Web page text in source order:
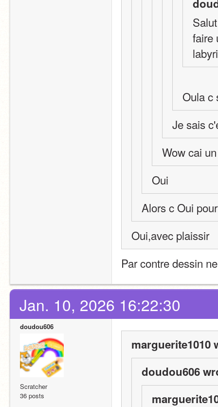
faire
Oula c
Je sais
Wow cai
Oui
Alors c Oui
Oui,avec plaissir
Par contre dessin
Jan. 10, 2026 16:22:30
doudou606
Scratcher
36 posts
marguerite1010
doudou606